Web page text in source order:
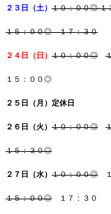
２３日（土） １０：００◎ １
１５：００◎ １７：３０
２４日（日） １０：００◎
１５：００◎
２５日（月 ） 定休日
２６日（火） １０：００◎
１５：３０◎
２７日（水） １０：００◎
１５：００◎ １７：３０